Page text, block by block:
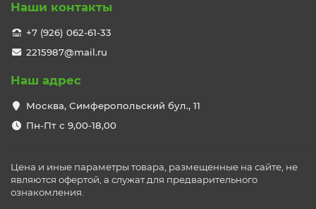
Наши контакты
+7 (926) 062-61-33
2215987@mail.ru
Наш адрес
Москва, Симферопольский бул., 11
Пн-Пт с 9,00-18,00
Цена и иные параметры товара, размещенные на сайте, не
являются офертой, а служат для предварительного
ознакомления.